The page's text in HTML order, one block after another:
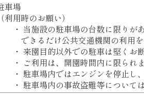
車場
（利用時のお願い）
・ 当施設の駐車場の台数に限りがあ
できるだけ公共交通機関の利用を
・ 来園目的以外での駐車は堅くお断
・ ご利用は、開園時間内に限られま
・ 駐車場内ではエンジンを停止し、
・ 駐車場内の事故盗難等については